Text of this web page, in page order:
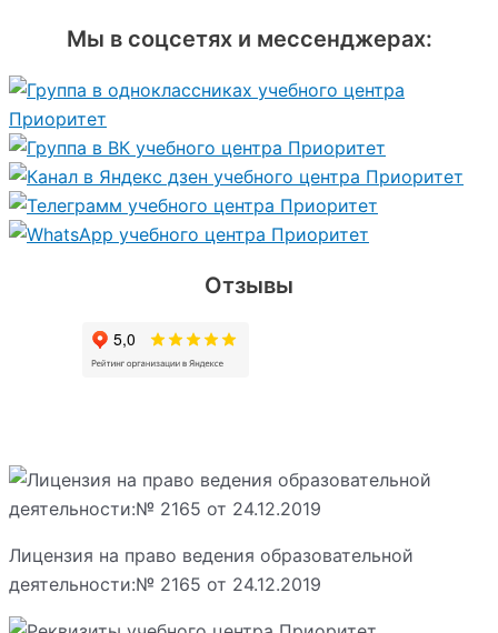
Мы в соцсетях и мессенджерах:
Отзывы
Лицензия на право ведения образовательной
деятельности:№ 2165 от 24.12.2019